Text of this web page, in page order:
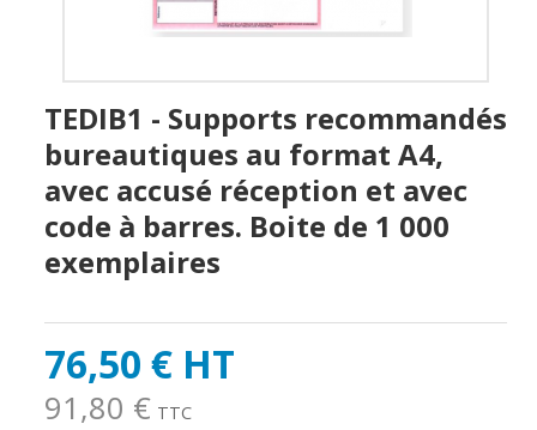
TEDIB1 - Supports recommandés
bureautiques au format A4,
avec accusé réception et avec
code à barres. Boite de 1 000
exemplaires
76,50 € HT
91,80 € TTC